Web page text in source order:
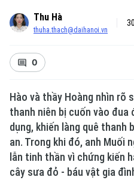
Xu hướng
Thu Hà
thuha.thach@daihanoi.vn
0
Hào và thầy Hoàng nhìn rõ
thanh niên bị cuốn vào
dụng, khiến làng quê thanh
an. Trong khi đó, anh Muối
lẫn tinh thần vì chứng kiến
cây sưa đỏ - báu vật gia